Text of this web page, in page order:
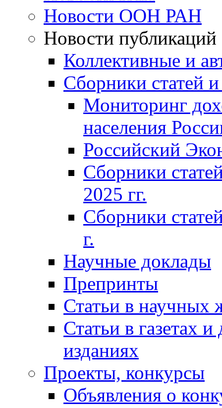
Новости ООН РАН
Новости публикаций
Коллективные и
Сборники статей
Мониторинг
населения
Российский
Сборники
2025 гг.
Сборники
г.
Научные доклады
Препринты
Статьи в научных
Статьи в газетах
изданиях
Проекты, конкурсы
Объявления о